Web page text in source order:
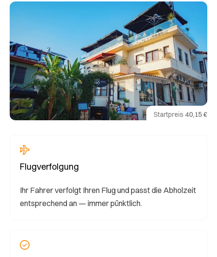
Startpreis 40,15 €
Flugverfolgung
Ihr Fahrer verfolgt Ihren Flug und passt die Abholzeit
entsprechend an — immer pünktlich.